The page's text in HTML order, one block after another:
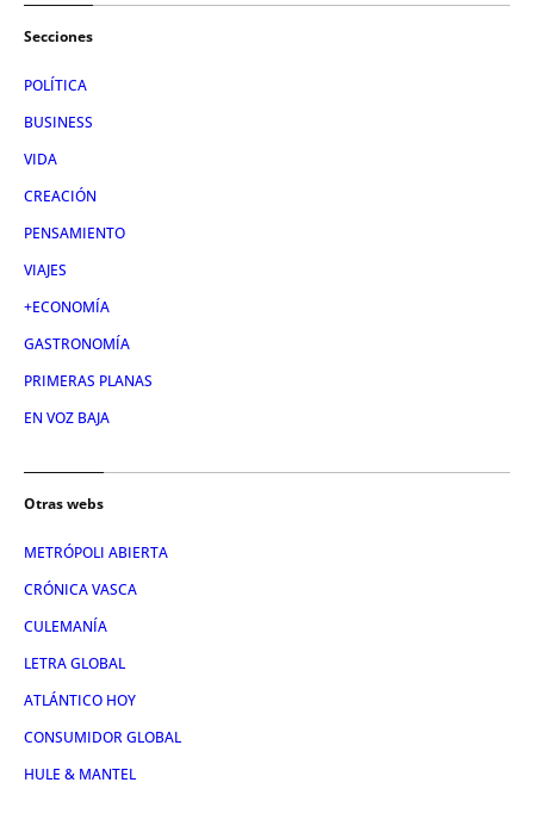
Secciones
POLÍTICA
BUSINESS
VIDA
CREACIÓN
PENSAMIENTO
VIAJES
+ECONOMÍA
GASTRONOMÍA
PRIMERAS PLANAS
EN VOZ BAJA
Otras webs
METRÓPOLI ABIERTA
CRÓNICA VASCA
CULEMANÍA
LETRA GLOBAL
ATLÁNTICO HOY
CONSUMIDOR GLOBAL
HULE & MANTEL